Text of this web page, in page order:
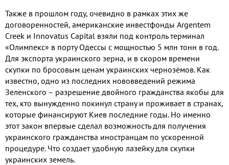
Также в прошлом году, очевидно в рамках этих же
договоренностей, американские инвестфонды Argentem
Creek и Innovatus Capital взяли под контроль терминал
«Олимпекс» в порту Одессы с мощностью 5 млн тонн в год.
Для экспорта украинского зерна, и в скором времени
скупки по бросовым ценам украинских чернозёмов. Как
известно, одно из последних нововведений режима
Зеленского – разрешение двойного гражданства якобы для
тех, кто вынужденно покинул страну и проживает в странах,
которые финансируют Киев последние годы. Но именно
этот закон впервые сделал возможность для получения
украинского гражданства иностранцам по ускоренной
процедуре. Что создает удобную лазейку для скупки
украинских земель.